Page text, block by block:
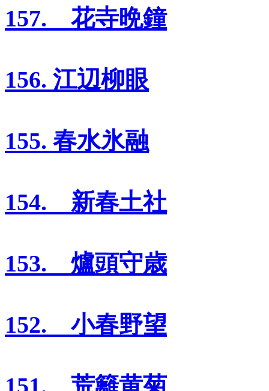
157. 花寺晩鐘
156. 江辺柳眼
155. 春水氷融
154. 新春土社
153. 爐頭守歳
152. 小春野望